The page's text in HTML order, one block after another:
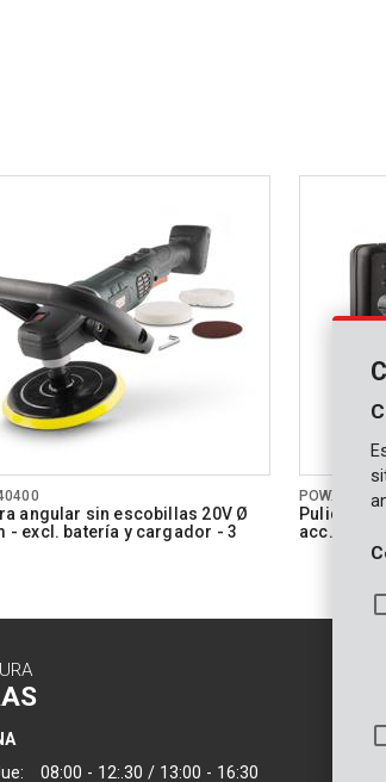
angular sin escobillas 20V Ø
- excl. batería y cargador - 3
POWX0474
Pulidora
acc.
08:00 - 12:.30 / 13:00 - 16:30